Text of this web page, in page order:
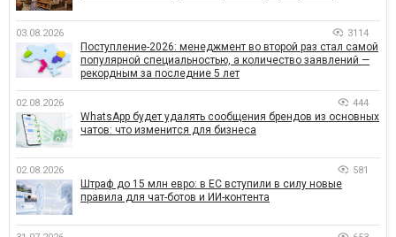
03.08.2026 3114
Поступление-2026: менеджмент во второй раз стал самой
популярной специальностью, а количество заявлений —
рекордным за последние 5 лет
02.08.2026 444
WhatsApp будет удалять сообщения брендов из основных
чатов: что изменится для бизнеса
02.08.2026 581
Штраф до 15 млн евро: в ЕС вступили в силу новые
правила для чат-ботов и ИИ-контента